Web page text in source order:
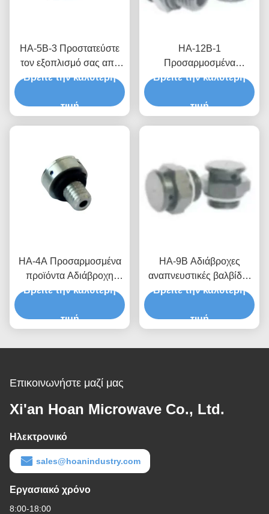
HA-5B-3 Προστατεύστε
τον εξοπλισμό σας από
διαφορές πίεσης και υγρό
προσαρμοσμένες
Βρείτε την καλύτερη
τιμή
HA-12B-1
Προσαρμοσμένα
προϊόντα Αδιάβροχες
για ανεμογεννήτριες με
Βρείτε την καλύτερη
τιμή
HA-4A Προσαρμοσμένα
προϊόντα Αδιάβροχη
αναπνευστική βαλβίδα για
εξοπλισμού και
του αέρα
Βρείτε την καλύτερη
τιμή
HA-9B Αδιάβροχες
αναπνευστικές βαλβίδες
Προσαρμοσμένα
καταναλωτικά
υδροστασία επιπέδου
Βρείτε την καλύτερη
τιμή
Επικοινωνήστε μαζί μας
Xi'an Hoan Microwave Co., Ltd.
Ηλεκτρονικό
sales@hoanindustry.com
Εργασιακό χρόνο
8:00-18:00